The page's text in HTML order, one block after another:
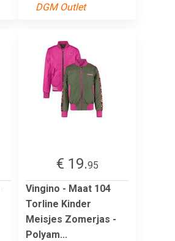
DGM Outlet
€ 19.95
Vingino - Maat 104
Torline Kinder
Meisjes Zomerjas -
Polyam...